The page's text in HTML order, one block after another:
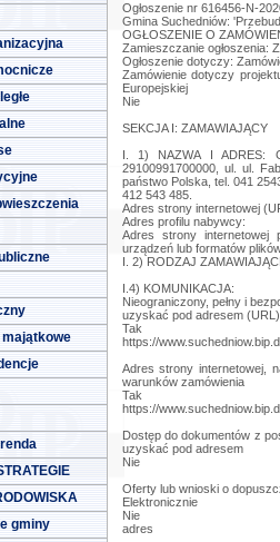
gminy
Ogłoszenie nr 616456-N-
Gmina Suchedniów:
OGŁOSZENIE O
Zamieszczanie ogłoszenia:
Ogłoszenie dotyczy:
Zamówienie dotyczy
Europejskiej
Nie
SEKCJA I: ZAMAWIAJĄCY
I. 1) NAZWA I ADRES:
29100991700000, ul. ul.
państwo Polska, tel. 041
412 543 485.
Adres strony internetowej
Adres profilu nabywcy:
Adres strony
urządzeń lub formatów
I. 2) RODZAJ
I.4) KOMUNIKACJA:
Nieograniczony, pełny i
uzyskać pod adresem (URL)
Tak
https://
Adres strony internetowej,
warunków zamówienia
Tak
https://
Dostęp do dokumentów z
uzyskać pod adresem
Nie
Oferty lub wnioski o
Elektronicznie
Nie
adres